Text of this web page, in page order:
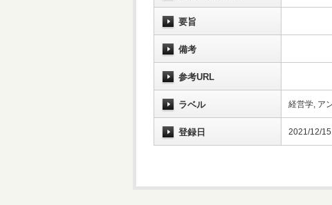
要旨
備考
参考URL
ラベル 経営学, ア
登録日 2021/12/15